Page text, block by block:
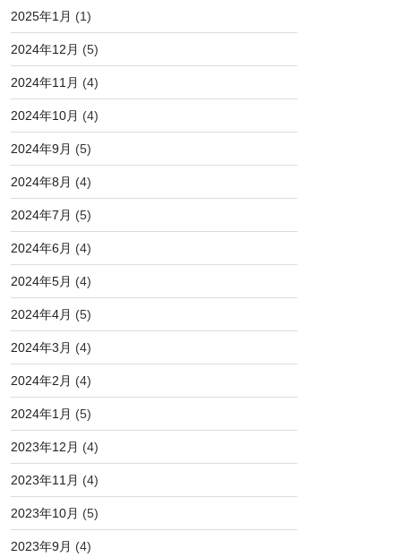
=True).stdout
2025年1月 (1)
2024年12月 (5)
2024年11月 (4)
2024年10月 (4)
2024年9月 (5)
2024年8月 (4)
2024年7月 (5)
2024年6月 (4)
2024年5月 (4)
2024年4月 (5)
2024年3月 (4)
2024年2月 (4)
2024年1月 (5)
2023年12月 (4)
2023年11月 (4)
2023年10月 (5)
2023年9月 (4)